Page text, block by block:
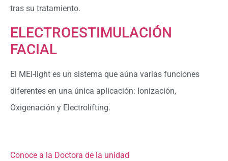
tras su tratamiento.
ELECTROESTIMULACIÓN
FACIAL
El MEI-light es un sistema que aúna varias funciones
diferentes en una única aplicación: Ionización,
Oxigenación y Electrolifting.
Conoce a la Doctora de la unidad